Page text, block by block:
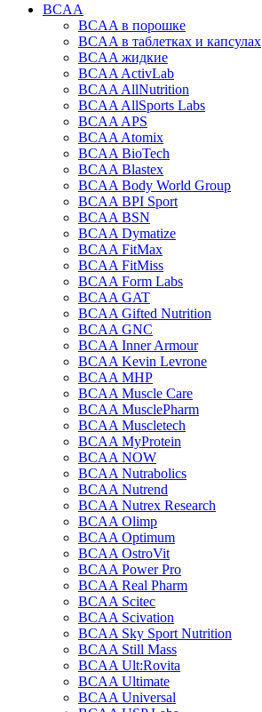
BCAA
BCAA в порошке
BCAA в таблетках и капсулах
BCAA жидкие
BCAA ActivLab
BCAA AllNutrition
BCAA AllSports Labs
BCAA APS
BCAA Atomix
BCAA BioTech
BCAA Blastex
BCAA Body World Group
BCAA BPI Sport
BCAA BSN
BCAA Dymatize
BCAA FitMax
BCAA FitMiss
BCAA Form Labs
BCAA GAT
BCAA Gifted Nutrition
BCAA GNC
BCAA Inner Armour
BCAA Kevin Levrone
BCAA MHP
BCAA Muscle Care
BCAA MusclePharm
BCAA Muscletech
BCAA MyProtein
BCAA NOW
BCAA Nutrabolics
BCAA Nutrend
BCAA Nutrex Research
BCAA Olimp
BCAA Optimum
BCAA OstroVit
BCAA Power Pro
BCAA Real Pharm
BCAA Scitec
BCAA Scivation
BCAA Sky Sport Nutrition
BCAA Still Mass
BCAA Ult:Rovita
BCAA Ultimate
BCAA Universal